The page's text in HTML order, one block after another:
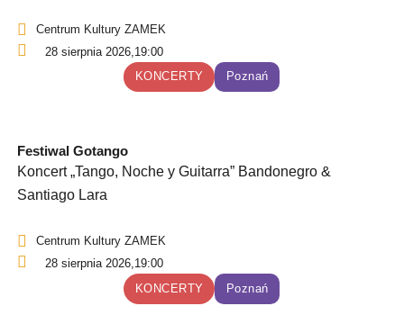
Centrum Kultury ZAMEK
28 sierpnia 2026,19:00
KONCERTY
Poznań
Festiwal Gotango
Koncert „Tango, Noche y Guitarra” Bandonegro &
Santiago Lara
Centrum Kultury ZAMEK
28 sierpnia 2026,19:00
KONCERTY
Poznań